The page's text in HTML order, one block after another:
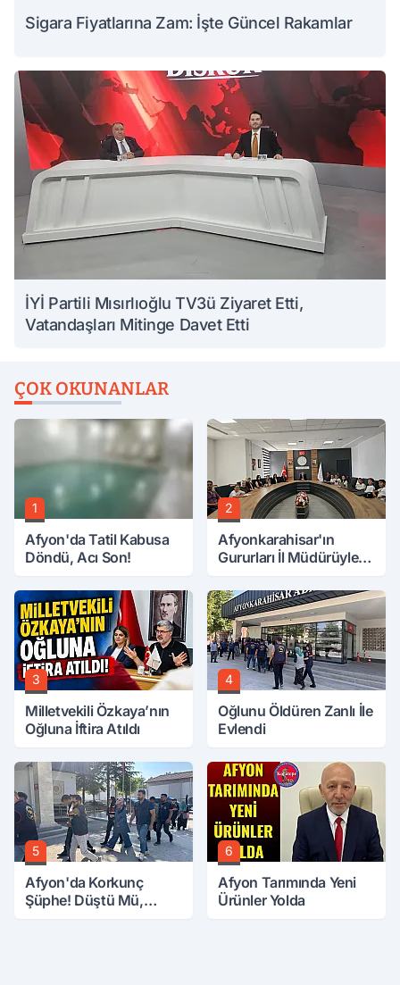
Sigara Fiyatlarına Zam: İşte Güncel Rakamlar
İYİ Partili Mısırlıoğlu TV3ü Ziyaret Etti,
Vatandaşları Mitinge Davet Etti
ÇOK OKUNANLAR
1
Afyon'da Tatil Kabusa
Döndü, Acı Son!
2
Afyonkarahisar'ın
Gururları İl Müdürüyle
3
Milletvekili Özkaya’nın
Oğluna İftira Atıldı
4
Oğlunu Öldüren Zanlı İle
Evlendi
5
Afyon'da Korkunç
Şüphe! Düştü Mü,
6
Afyon Tarımında Yeni
Ürünler Yolda